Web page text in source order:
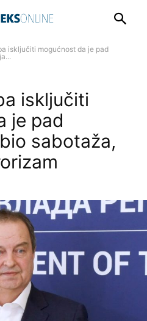
isključiti mogućnost da je pad
isključiti
je pad
sabotaža,